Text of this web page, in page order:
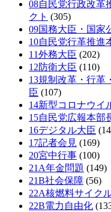
08自民党行政改革
クト (305)
09国務大臣・国家
10自民党行革推進
11外務大臣 (202)
12防衛大臣 (110)
13規制改革・行革
臣 (107)
14新型コロナウイ
15自民党広報本部
16デジタル大臣
17記者会見 (169)
20宮中行事 (100)
21A年金問題 (149)
21B社会保障 (56)
22A核燃料サイク
22B電力自由化